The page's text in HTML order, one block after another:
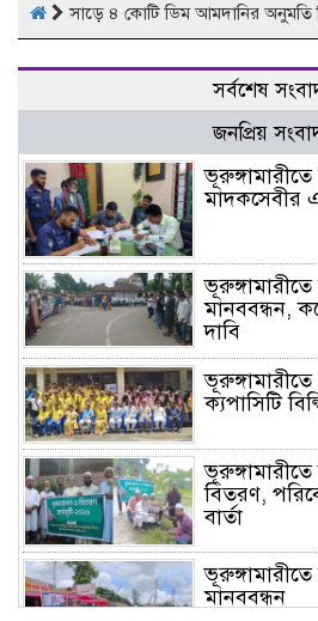
সাড়ে ৪ কোটি ডিম আমদানির
সর্বশেষ
জনপ্রিয়
মাদকসেবীর
মানববন্ধন,
দাবি
ভূরুঙ্গামারীতে
ক্যপাসিটি
বিতরণ,
বার্তা
মানববন্ধন